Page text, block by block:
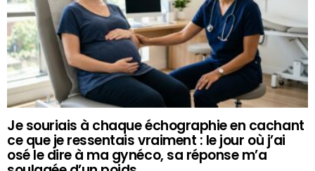
Je souriais à chaque échographie en cachant
ce que je ressentais vraiment : le jour où j’ai
osé le dire à ma gynéco, sa réponse m’a